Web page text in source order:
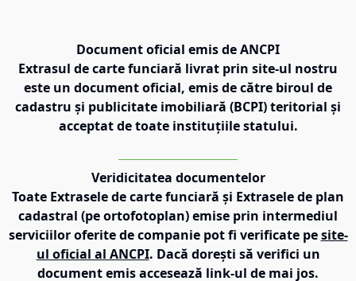
Document oficial emis de ANCPI
Extrasul de carte funciară livrat prin site-ul nostru
este un document oficial, emis de către biroul de
cadastru și publicitate imobiliară (BCPI) teritorial și
acceptat de toate instituțiile statului.
Veridicitatea documentelor
Toate Extrasele de carte funciară și Extrasele de plan
cadastral (pe ortofotoplan) emise prin intermediul
serviciilor oferite de companie pot fi verificate pe site-
ul oficial al ANCPI. Dacă dorești să verifici un
document emis accesează link-ul de mai jos.